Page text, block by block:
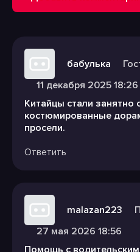
бабулька
11 декабря 2025 18:26
Китайцы стали занятно
костюмированные
просели.
Ответить
malazan223
27 мая 2026 18:56